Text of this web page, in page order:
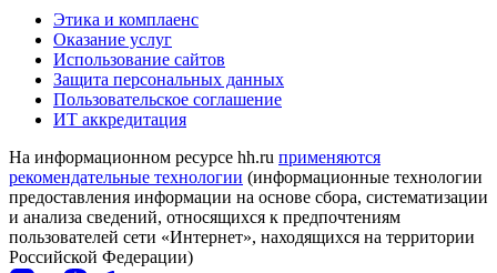
Этика и комплаенс
Оказание услуг
Использование сайтов
Защита персональных данных
Пользовательское соглашение
ИТ аккредитация
На информационном ресурсе hh.ru применяются
рекомендательные технологии (информационные технологии
предоставления информации на основе сбора, систематизации
и анализа сведений, относящихся к предпочтениям
пользователей сети «Интернет», находящихся на территории
Российской Федерации)